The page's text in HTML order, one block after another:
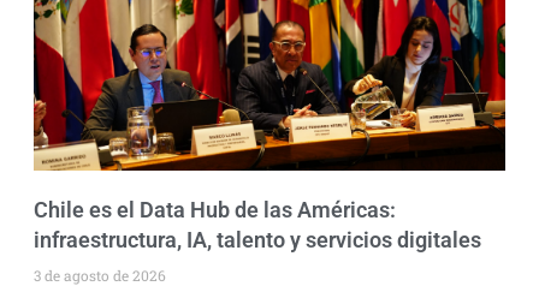
Chile es el Data Hub de las Américas:
infraestructura, IA, talento y servicios digitales
3 de agosto de 2026